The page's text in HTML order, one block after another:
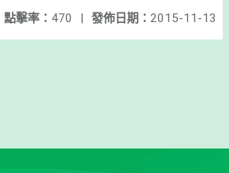
發佈日期： 2015-11-13
點擊率： 470 |